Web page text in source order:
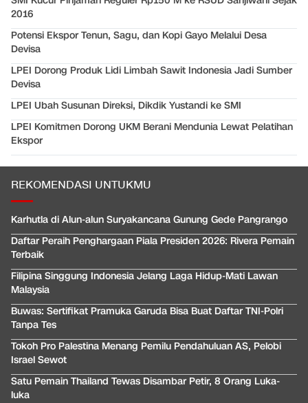
2016
Potensi Ekspor Tenun, Sagu, dan Kopi Gayo Melalui Desa
Devisa
LPEI Dorong Produk Lidi Limbah Sawit Indonesia Jadi Sumber
Devisa
LPEI Ubah Susunan Direksi, Dikdik Yustandi ke SMI
LPEI Komitmen Dorong UKM Berani Mendunia Lewat Pelatihan
Ekspor
REKOMENDASI UNTUKMU
Karhutla di Alun-alun Suryakancana Gunung Gede Pangrango
Daftar Peraih Penghargaan Piala Presiden 2026: Rivera Pemain
Terbaik
Filipina Singgung Indonesia Jelang Laga Hidup-Mati Lawan
Malaysia
Buwas: Sertifikat Pramuka Garuda Bisa Buat Daftar TNI-Polri
Tanpa Tes
Tokoh Pro Palestina Menang Pemilu Pendahuluan AS, Pelobi
Israel Sewot
Satu Pemain Thailand Tewas Disambar Petir, 8 Orang Luka-
luka